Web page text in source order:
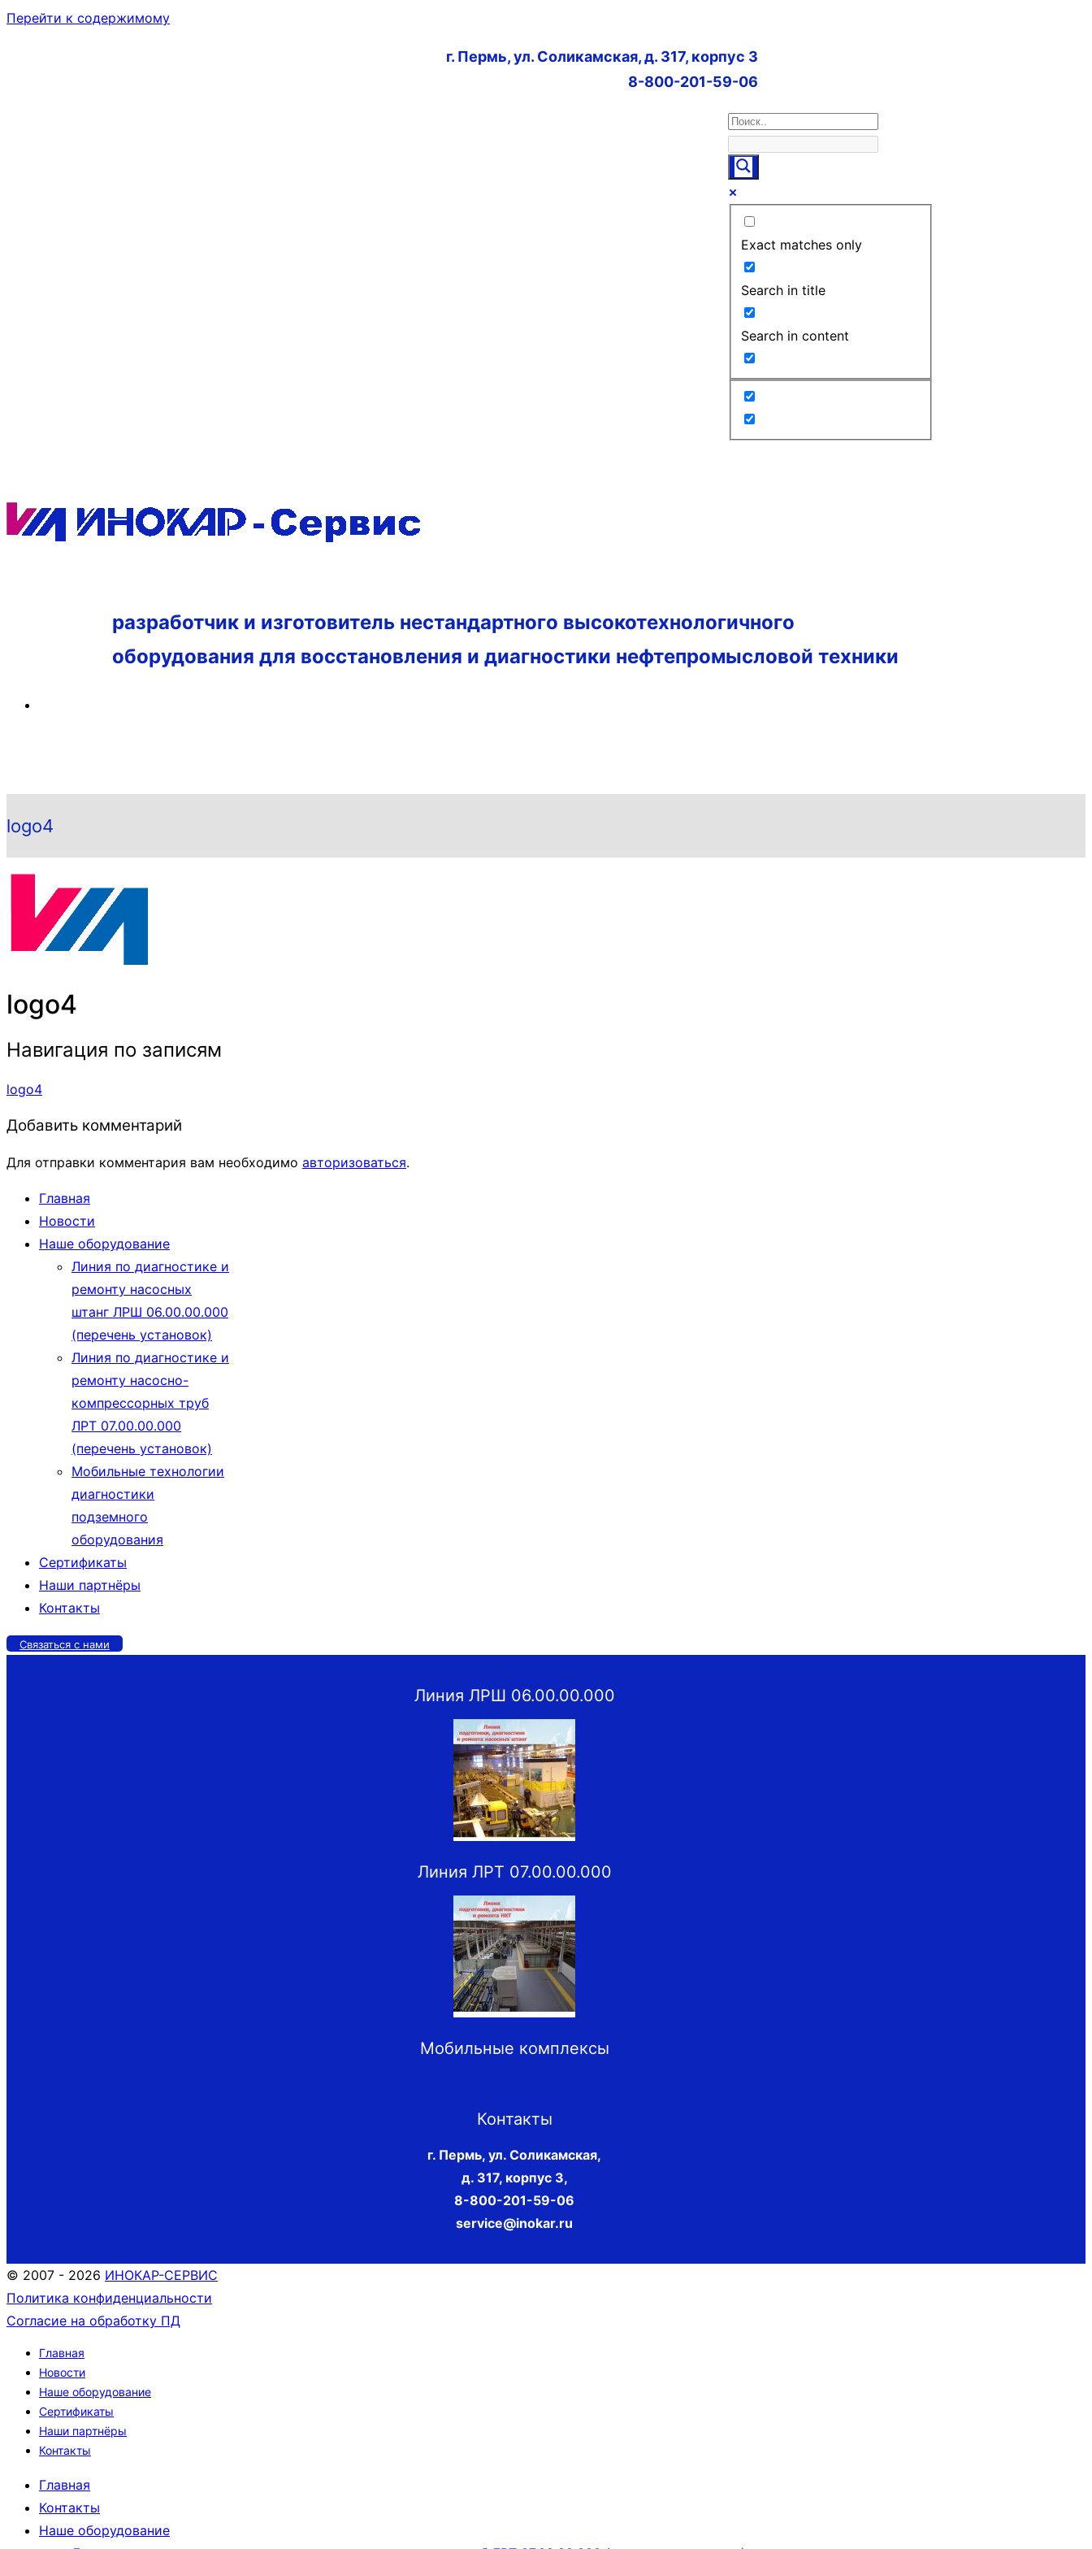
Перейти к содержимому
г. Пермь, ул. Соликамская, д. 317, корпус 3
8-800-201-59-06
Exact matches only
Search in title
Search in content
разработчик и изготовитель нестандартного высокотехнологичного
оборудования для восстановления и диагностики нефтепромысловой техники
logo4
logo4
Навигация по записям
logo4
Добавить комментарий
Для отправки комментария вам необходимо авторизоваться.
Главная
Новости
Наше оборудование
Линия по диагностике и
ремонту насосных
штанг ЛРШ 06.00.00.000
(перечень установок)
Линия по диагностике и
ремонту насосно-
компрессорных труб
ЛРТ 07.00.00.000
(перечень установок)
Мобильные технологии
диагностики
подземного
оборудования
Сертификаты
Наши партнёры
Контакты
Связаться с нами
Линия ЛРШ 06.00.00.000
Линия ЛРТ 07.00.00.000
Мобильные комплексы
Контакты
г. Пермь, ул. Соликамская,
д. 317, корпус 3,
8-800-201-59-06
service@inokar.ru
© 2007 - 2026 ИНОКАР-СЕРВИС
Политика конфиденциальности
Согласие на обработку ПД
Главная
Новости
Наше оборудование
Сертификаты
Наши партнёры
Контакты
Главная
Контакты
Наше оборудование